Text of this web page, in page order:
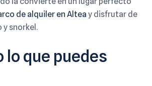
de alquiler en Altea y disfrutar de
y snorkel.
lo que puedes